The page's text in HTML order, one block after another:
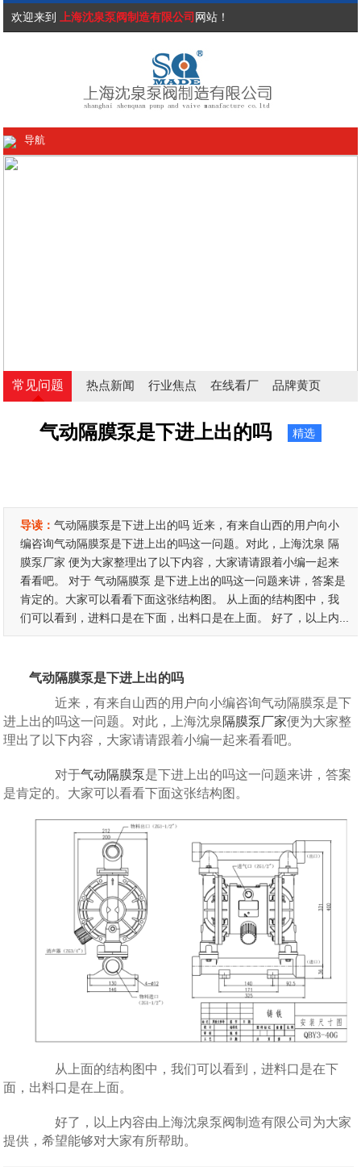
欢迎来到 上海沈泉泵阀制造有限公司 网站！
导航
常见问题 热点新闻 行业焦点 在线看厂 品牌黄页
气动隔膜泵是下进上出的吗 精选
导读：气动隔膜泵是下进上出的吗 近来，有来自山西的用户向小
编咨询气动隔膜泵是下进上出的吗这一问题。对此，上海沈泉 隔
膜泵厂家 便为大家整理出了以下内容，大家请请跟着小编一起来
看看吧。 对于 气动隔膜泵 是下进上出的吗这一问题来讲，答案是
肯定的。大家可以看看下面这张结构图。 从上面的结构图中，我
们可以看到，进料口是在下面，出料口是在上面。 好了，以上内...
气动隔膜泵是下进上出的吗
近来，有来自山西的用户向小编咨询气动隔膜泵是下
进上出的吗这一问题。对此，上海沈泉 隔膜泵厂家便为大家整
理出了以下内容，大家请请跟着小编一起来看看吧。
对于气动隔膜泵是下进上出的吗这一问题来讲，答案
是肯定的。大家可以看看下面这张结构图。
从上面的结构图中，我们可以看到，进料口是在下
面，出料口是在上面。
好了，以上内容由上海沈泉泵阀制造有限公司为大家
提供，希望能够对大家有所帮助。